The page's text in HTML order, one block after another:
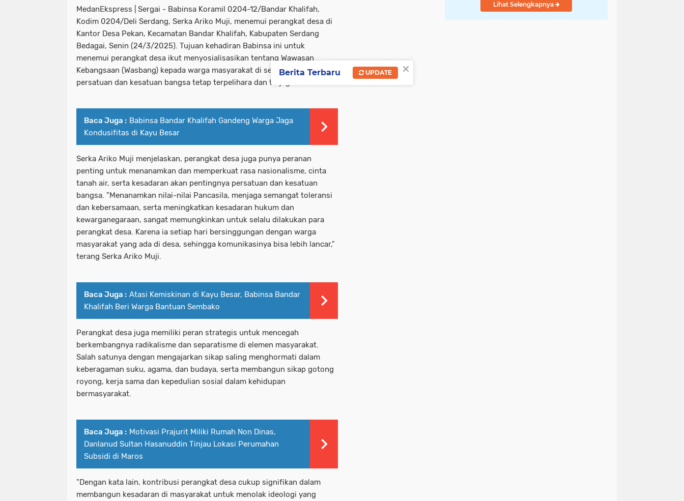
MedanEkspress | Sergai - Babinsa Koramil 0204-12/Bandar Khalifah,
Kodim 0204/Deli Serdang, Serka Ariko Muji, menemui perangkat desa di
Kantor Desa Pekan, Kecamatan Bandar Khalifah, Kabupaten Serdang
Bedagai, Senin (24/3/2025). Tujuan kehadiran Babinsa ini untuk
menemui perangkat desa ikut menyosialisasikan tentang Wawasan
Kebangsaan (Wasbang) kepada warga masyarakat di sekitarnya, sehingga
persatuan dan kesatuan bangsa tetap terpelihara dan terjaga.
Baca Juga : Babinsa Bandar Khalifah Gandeng Warga Jaga
Kondusifitas di Kayu Besar
Serka Ariko Muji menjelaskan, perangkat desa juga punya peranan
penting untuk menanamkan dan memperkuat rasa nasionalisme, cinta
tanah air, serta kesadaran akan pentingnya persatuan dan kesatuan
bangsa. "Menanamkan nilai-nilai Pancasila, menjaga semangat toleransi
dan kebersamaan, serta meningkatkan kesadaran hukum dan
kewarganegaraan, sangat memungkinkan untuk selalu dilakukan para
perangkat desa. Karena ia setiap hari bersinggungan dengan warga
masyarakat yang ada di desa, sehingga komunikasinya bisa lebih lancar,"
terang Serka Ariko Muji.
Baca Juga : Atasi Kemiskinan di Kayu Besar, Babinsa Bandar
Khalifah Beri Warga Bantuan Sembako
Perangkat desa juga memiliki peran strategis untuk mencegah
berkembangnya radikalisme dan separatisme di elemen masyarakat.
Salah satunya dengan mengajarkan sikap saling menghormati dalam
keberagaman suku, agama, dan budaya, serta membangun sikap gotong
royong, kerja sama dan kepedulian sosial dalam kehidupan
bermasyarakat.
Baca Juga : Motivasi Prajurit Miliki Rumah Non Dinas,
Danlanud Sultan Hasanuddin Tinjau Lokasi Perumahan
Subsidi di Maros
"Dengan kata lain, kontribusi perangkat desa cukup signifikan dalam
membangun kesadaran di masyarakat untuk menolak ideologi yang
Lihat Selengkapnya
×
Berita Terbaru UPDATE